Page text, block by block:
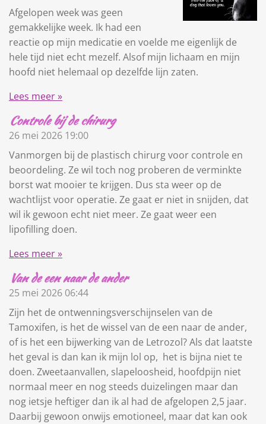
Afgelopen week was geen
gemakkelijke week. Ik had een
reactie op mijn medicatie en voelde me eigenlijk de
hele tijd niet echt mezelf. Alsof mijn lichaam en mijn
hoofd niet helemaal op dezelfde lijn zaten.
Lees meer »
Controle bij de chirurg
26 mei 2026 19:00
Vanmorgen bij de plastisch chirurg voor controle en
beoordeling. Ze wil toch nog proberen de verminkte
borst wat mooier te krijgen. Dus sta weer op de
wachtlijst voor operatie. Ze gaat er niet in snijden, dat
wil ik gewoon echt niet meer. Ze gaat weer een
lipofilling doen.
Lees meer »
Van de een naar de ander
25 mei 2026 06:44
Zijn het de ontwenningsverschijnselen van de
Tamoxifen, is het de wissel van de een naar de ander,
of is het een bijwerking van de Letrozol? Als dat laatste
het geval is dan kan ik mijn lol op, het is bijna niet te
doen. Zweetaanvallen, slapeloosheid, hoofdpijn niet
normaal meer en nog steeds duizelingen maar dan
nog ietsje heftiger dan ik al had de afgelopen 2,5 jaar.
Daarbij gewoon onwijs emotioneel, maar dat kan ook